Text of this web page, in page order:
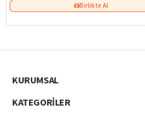
Birlikte Al
KURUMSAL
KATEGORİLER